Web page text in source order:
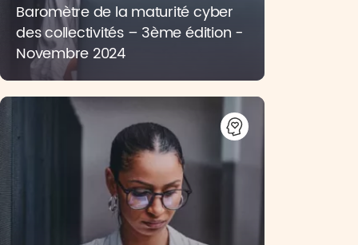
Baromètre de la maturité cyber
des collectivités – 3ème édition -
Novembre 2024